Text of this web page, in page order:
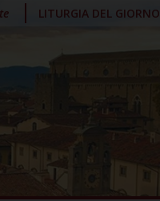
LITURGIA DEL GIORNO